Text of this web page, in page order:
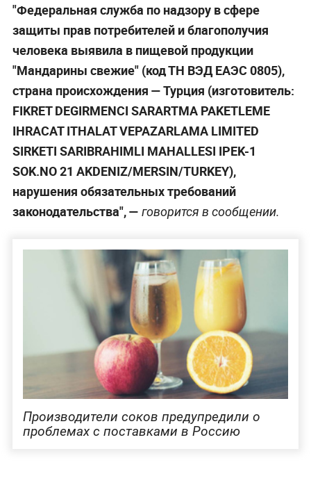
"Федеральная служба по надзору в сфере
защиты прав потребителей и благополучия
человека выявила в пищевой продукции
"Мандарины свежие" (код ТН ВЭД ЕАЭС 0805),
страна происхождения — Турция (изготовитель:
FIKRET DEGIRMENCI SARARTMA PAKETLEME
IHRACAT ITHALAT VEPAZARLAMA LIMITED
SIRKETI SARIBRAHIMLI MAHALLESI IPEK-1
SOK.NO 21 AKDENIZ/MERSIN/TURKEY),
нарушения обязательных требований
законодательства", — говорится в сообщении.
Производители соков предупредили о
проблемах с поставками в Россию